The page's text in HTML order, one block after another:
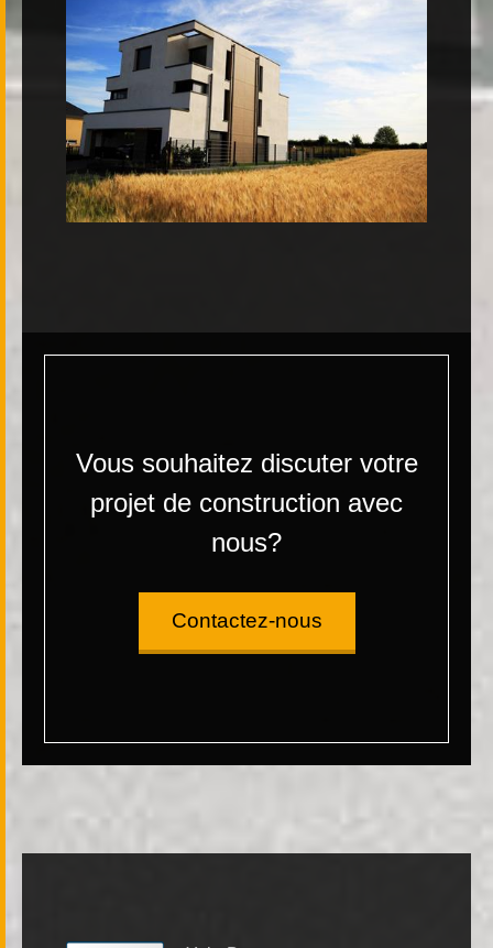
Vous souhaitez discuter votre
projet de construction avec
nous?
Contactez-nous